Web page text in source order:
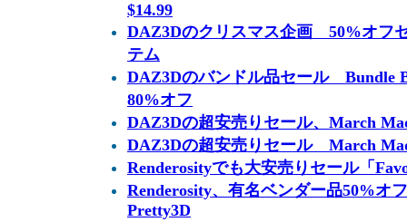
$14.99
DAZ3Dのクリスマス企画 50%オフ
テム
DAZ3Dのバンドル品セール Bundle
80%オフ
DAZ3Dの超安売りセール、March
DAZ3Dの超安売りセール March
Renderosityでも大安売りセール「
Renderosity、有名ベンダー品50%オ
Pretty3D